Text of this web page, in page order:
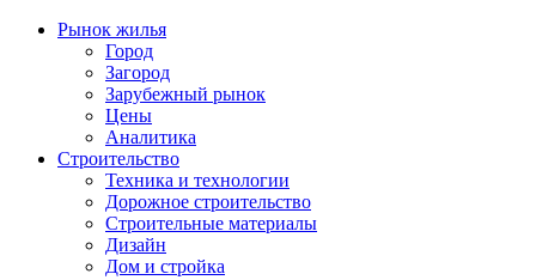
Рынок жилья
Город
Загород
Зарубежный рынок
Цены
Аналитика
Строительство
Техника и технологии
Дорожное строительство
Строительные материалы
Дизайн
Дом и стройка